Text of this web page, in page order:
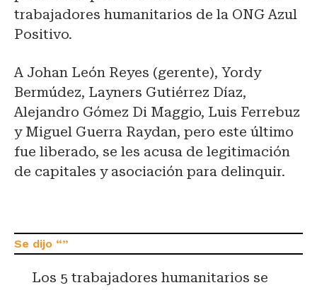
trabajadores humanitarios de la ONG Azul
Positivo.
A Johan León Reyes (gerente), Yordy
Bermúdez, Layners Gutiérrez Díaz,
Alejandro Gómez Di Maggio, Luis Ferrebuz
y Miguel Guerra Raydan, pero este último
fue liberado, se les acusa de legitimación
de capitales y asociación para delinquir.
Los 5 trabajadores humanitarios se